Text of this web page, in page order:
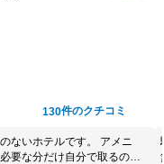
130件のクチコミ
ないホテルです。 アメニ
要な分だけ自分で取るので